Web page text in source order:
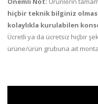
hiçbir teknik bilginiz
kolaylıkla kurulabilen
Ücretli ya da ücretsiz hiçbir
ürüne/ürün grubuna ait